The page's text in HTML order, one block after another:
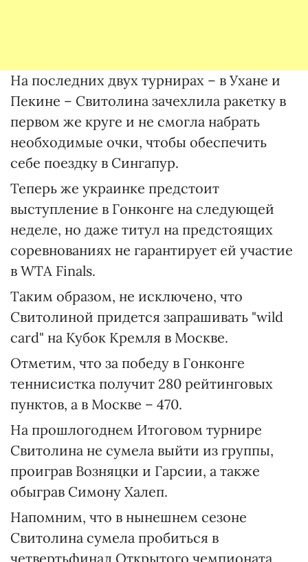
На последних двух турнирах – в Ухане и
Пекине – Свитолина зачехлила ракетку в
первом же круге и не смогла набрать
необходимые очки, чтобы обеспечить
себе поездку в Сингапур.
Теперь же украинке предстоит
выступление в Гонконге на следующей
неделе, но даже титул на предстоящих
соревнованиях не гарантирует ей участие
в WTA Finals.
Таким образом, не исключено, что
Свитолиной придется запрашивать "wild
card" на Кубок Кремля в Москве.
Отметим, что за победу в Гонконге
теннисистка получит 280 рейтинговых
пунктов, а в Москве – 470.
На прошлогоднем Итоговом турнире
Свитолина не сумела выйти из группы,
проиграв Возняцки и Гарсии, а также
обыграв Симону Халеп.
Напомним, что в нынешнем сезоне
Свитолина сумела пробиться в
четвертьфинал Открытого чемпионата